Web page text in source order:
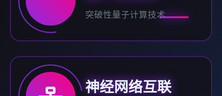
突破性量子计算技术
神经网络互联